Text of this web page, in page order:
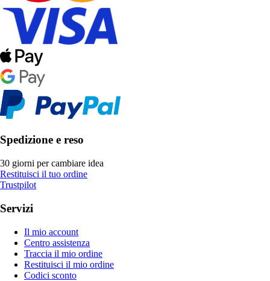
Spedizione e reso
30 giorni per cambiare idea
Restituisci il tuo ordine
Trustpilot
Servizi
Il mio account
Centro assistenza
Traccia il mio ordine
Restituisci il mio ordine
Codici sconto